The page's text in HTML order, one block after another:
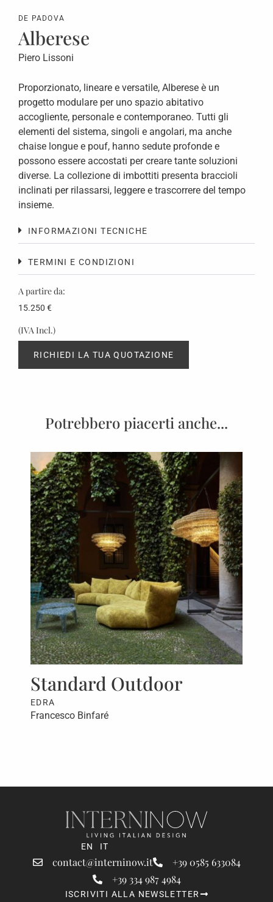
DE PADOVA
Alberese
Piero Lissoni
Proporzionato, lineare e versatile, Alberese è un
progetto modulare per uno spazio abitativo
accogliente, personale e contemporaneo. Tutti gli
elementi del sistema, singoli e angolari, ma anche
chaise longue e pouf, hanno sedute profonde e
possono essere accostati per creare tante soluzioni
diverse. La collezione di imbottiti presenta braccioli
inclinati per rilassarsi, leggere e trascorrere del tempo
insieme.
INFORMAZIONI TECNICHE
TERMINI E CONDIZIONI
A partire da:
15.250 €
(IVA Incl.)
RICHIEDI LA TUA QUOTAZIONE
Potrebbero piacerti anche...
Standard Outdoor
EDRA
Francesco Binfaré
EN IT
contact@interninow.it
+39 0585 633084
+39 334 987 4984
ISCRIVITI ALLA NEWSLETTER